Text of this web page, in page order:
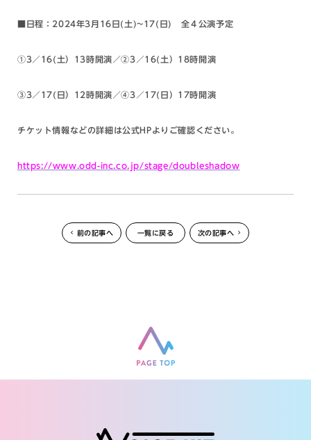
日程： 2024年3月 16 日 ( 土 )~17( 日 ) 全４公演予定
①3 ／ 16( 土） 13時開演／②3 ／16( 土） 18時開演
③3 ／ 17( 日） 12 時開演／④3 ／17( 日） 17時開演
チケット情報などの詳細は公式HPよりご確認ください。
https://www.odd-inc.co.jp/stage/doubleshadow
前の記事へ 一覧に戻る 次の記事へ